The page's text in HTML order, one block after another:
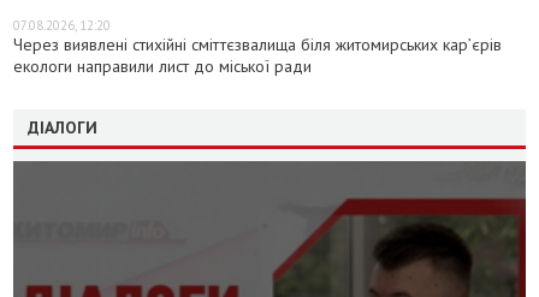
07.08.2026, 12:20
Через виявлені стихійні сміттєзвалища біля житомирських кар’єрів
екологи направили лист до міської ради
ДІАЛОГИ